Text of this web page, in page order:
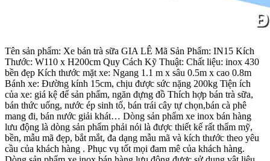
Tên sản phẩm: Xe bán trà sữa GIA LÊ Mã Sản Phẩm: IN15 Kích
Thước: W110 x H200cm Quy Cách Kỹ Thuật: Chất liệu: inox 430
bền đẹp Kích thước mặt xe: Ngang 1.1 m x sâu 0.5m x cao 0.8m
Bánh xe: Đường kính 15cm, chịu được sức nặng 200kg Tiện ích
của xe: giá kệ để sản phẩm, ngăn đựng đồ Thích hợp bán trà sữa,
bán thức uống, nước ép sinh tố, bán trái cây tự chọn,bán cà phê
mang đi, bán nước giải khát… Dòng sản phẩm xe inox bán hàng
lưu động là dòng sản phẩm phải nói là được thiết kế rất thẩm mỹ,
bền, mẫu mã đẹp, bắt mắt, đa dạng mẫu mã và kích thước theo yêu
cầu của khách hàng . Phục vụ tốt mọi đam mê của khách hàng.